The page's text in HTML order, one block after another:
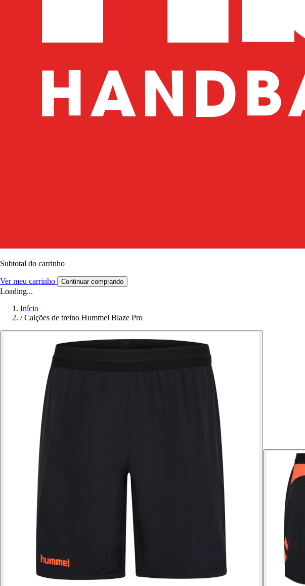
Subtotal do carrinho
Ver meu carrinho Continuar comprando
Loading...
Início
/ Calções de treino Hummel Blaze Pro